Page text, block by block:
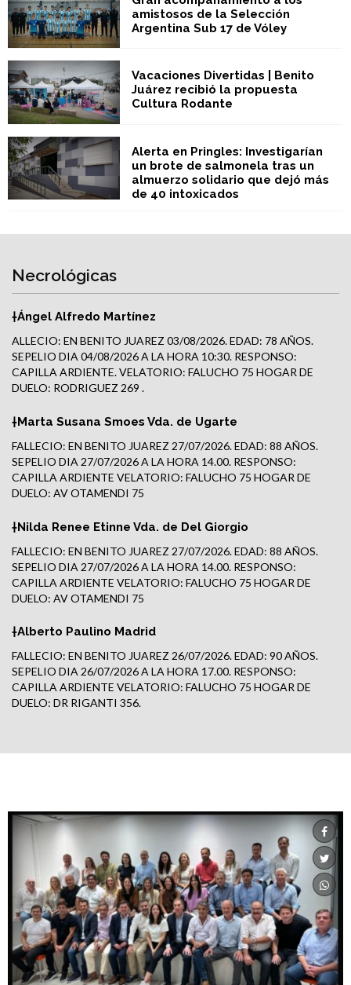
amistosos de la Selección
Argentina Sub 17 de Vóley
Vacaciones Divertidas | Benito
Juárez recibió la propuesta
Cultura Rodante
Alerta en Pringles: Investigarían
un brote de salmonela tras un
almuerzo solidario que dejó más
de 40 intoxicados
Necrológicas
†Ángel Alfredo Martínez
ALLECIO: EN BENITO JUAREZ 03/08/2026. EDAD: 78 AÑOS.
SEPELIO DIA 04/08/2026 A LA HORA 10:30. RESPONSO:
CAPILLA ARDIENTE. VELATORIO: FALUCHO 75 HOGAR DE
DUELO: RODRIGUEZ 269 .
†Marta Susana Smoes Vda. de Ugarte
FALLECIO: EN BENITO JUAREZ 27/07/2026. EDAD: 88 AÑOS.
SEPELIO DIA 27/07/2026 A LA HORA 14.00. RESPONSO:
CAPILLA ARDIENTE VELATORIO: FALUCHO 75 HOGAR DE
DUELO: AV OTAMENDI 75
†Nilda Renee Etinne Vda. de Del Giorgio
FALLECIO: EN BENITO JUAREZ 27/07/2026. EDAD: 88 AÑOS.
SEPELIO DIA 27/07/2026 A LA HORA 14.00. RESPONSO:
CAPILLA ARDIENTE VELATORIO: FALUCHO 75 HOGAR DE
DUELO: AV OTAMENDI 75
†Alberto Paulino Madrid
FALLECIO: EN BENITO JUAREZ 26/07/2026. EDAD: 90 AÑOS.
SEPELIO DIA 26/07/2026 A LA HORA 17.00. RESPONSO:
CAPILLA ARDIENTE VELATORIO: FALUCHO 75 HOGAR DE
DUELO: DR RIGANTI 356.